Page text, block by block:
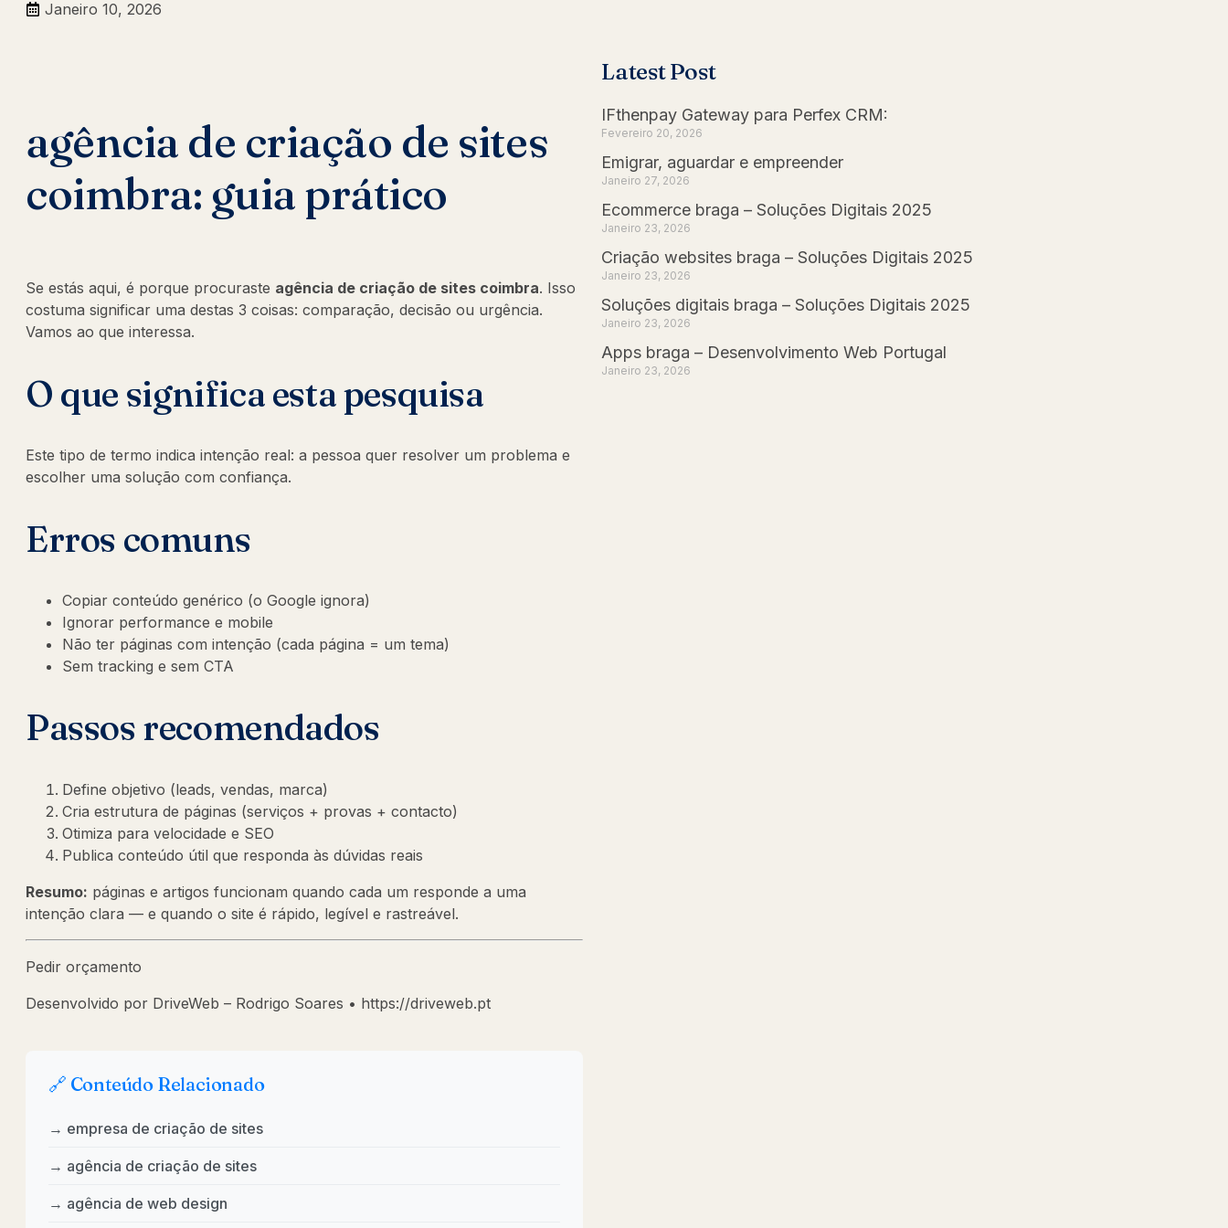
Janeiro 10, 2026
agência de criação de sites
coimbra: guia prático
Se estás aqui, é porque procuraste agência de criação de sites coimbra. Isso
costuma significar uma destas 3 coisas: comparação, decisão ou urgência.
Vamos ao que interessa.
O que significa esta pesquisa
Este tipo de termo indica intenção real: a pessoa quer resolver um problema e
escolher uma solução com confiança.
Erros comuns
Copiar conteúdo genérico (o Google ignora)
Ignorar performance e mobile
Não ter páginas com intenção (cada página = um tema)
Sem tracking e sem CTA
Passos recomendados
Define objetivo (leads, vendas, marca)
Cria estrutura de páginas (serviços + provas + contacto)
Otimiza para velocidade e SEO
Publica conteúdo útil que responda às dúvidas reais
Resumo: páginas e artigos funcionam quando cada um responde a uma
intenção clara — e quando o site é rápido, legível e rastreável.
Pedir orçamento
Desenvolvido por DriveWeb – Rodrigo Soares • https://driveweb.pt
🔗 Conteúdo Relacionado
→ empresa de criação de sites
→ agência de criação de sites
→ agência de web design
Latest Post
IFthenpay Gateway para Perfex CRM:
Fevereiro 20, 2026
Emigrar, aguardar e empreender
Janeiro 27, 2026
Ecommerce braga – Soluções Digitais 2025
Janeiro 23, 2026
Criação websites braga – Soluções Digitais 2025
Janeiro 23, 2026
Soluções digitais braga – Soluções Digitais 2025
Janeiro 23, 2026
Apps braga – Desenvolvimento Web Portugal
Janeiro 23, 2026